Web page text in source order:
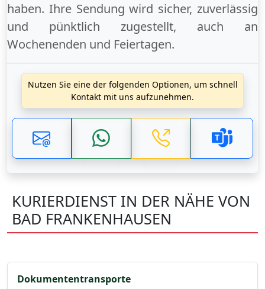
haben. Ihre Sendung wird sicher, zuverlässig
und pünktlich zugestellt, auch an
Wochenenden und Feiertagen.
Nutzen Sie eine der folgenden Optionen, um schnell
Kontakt mit uns aufzunehmen.
KURIERDIENST IN DER NÄHE VON
BAD FRANKENHAUSEN
Dokumententransporte